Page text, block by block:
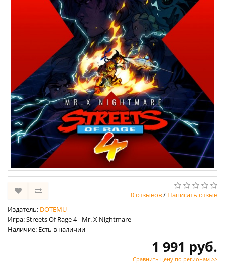
0 отзывов/ Написать отзыв
Издатель: DOTEMU
Игра: Streets Of Rage 4 - Mr. X Nightmare
Наличие: Есть в наличии
1 991 руб.
Сравнить цену по регионам >>